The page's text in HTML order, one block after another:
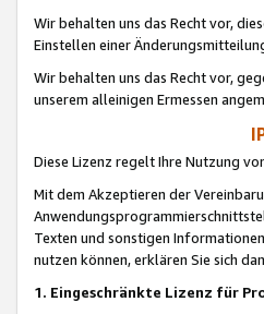
Wir behalten uns das Recht vor,
Einstellen einer
Wir behalten uns das Recht vor,
unserem alleinigen Ermessen
Diese Lizenz regelt Ihre Nutzung
Mit dem Akzeptieren der
Texten und sonstigen
nutzen können, erklären Sie sich
1. Eingeschränkte Lizenz für